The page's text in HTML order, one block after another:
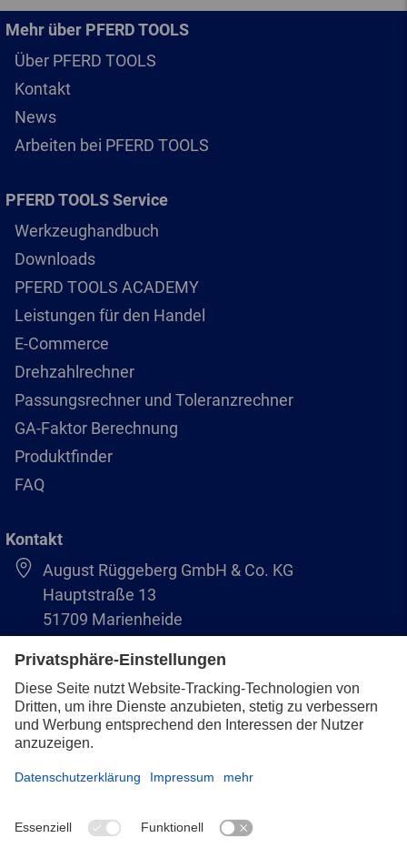
Mehr über PFERD TOOLS
Über PFERD TOOLS
Kontakt
News
Arbeiten bei PFERD TOOLS
PFERD TOOLS Service
Werkzeughandbuch
Downloads
PFERD TOOLS ACADEMY
Leistungen für den Handel
E-Commerce
Drehzahlrechner
Passungsrechner und Toleranzrechner
GA-Faktor Berechnung
Produktfinder
FAQ
Kontakt
August Rüggeberg GmbH & Co. KG
Hauptstraße 13
51709 Marienheide
+49 2264 9-0
info@pferd.com
+49 2264 9-400
Datenschutz